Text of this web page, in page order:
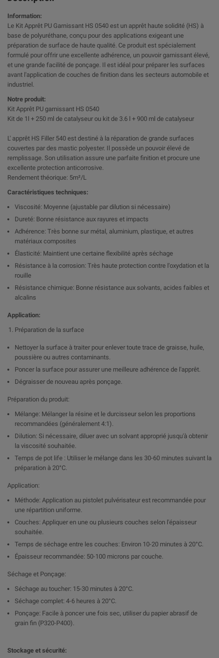
Information:
Le Kit Apprêt PU Garnissant HS 0540 est un apprêt haute solidité (HS) à
base de polyuréthane, conçu pour des applications exigeant une
préparation de surface de haute qualité. Ce produit est spécialement
formulé pour offrir une excellente adhérence, un pouvoir garnissant élevé,
et une grande facilité de ponçage. Il est idéal pour préparer les surfaces
avant l'application de couches de finition dans les secteurs automobile et
industriel.
Notre produit:
Kit Apprêt PU garnissant HS 0540
Kit de 1l + 250 ml de catalyseur ou kit de 3.6 l + 900 ml de catalyseur
L' apprêt HS Filler 540 est destiné à la réparation de grande surfaces
couvertes par des mastic polyester. Il possède un pouvoir élevé de
remplissage. Son utilisation assure une parfaite finition et procure une
excellente protection anticorrosive.
Rendement théorique: 5m²/L
Caractéristiques techniques:
Viscosité: Moyenne (ajustable par dilution si nécessaire)
Dureté: Bonne résistance aux rayures et impacts
Adhérence: Très bonne sur métal, aluminium, plastique, et autres
matériaux composites
Élasticité: Maintient une certaine flexibilité après séchage
Résistance à la corrosion: Très haute protection contre l'oxydation et la
rouille
Résistance chimique: Bonne résistance aux solvants, acides faibles et
alcalins
Application:
Préparation de la surface
Nettoyer la surface à traiter pour enlever toute trace de graisse, huile,
poussière ou autres contaminants.
Poncer la surface pour assurer une meilleure adhérence de l'apprêt.
Dégraisser de nouveau après ponçage.
Préparation du produit:
Mélange: Mélanger la résine et le durcisseur selon les proportions
recommandées (généralement 4:1).
Dilution: Si nécessaire, diluer avec un solvant approprié jusqu'à obtenir
la viscosité souhaitée.
Temps de pot life : Utiliser le mélange dans les 30-60 minutes suivant la
préparation à 20°C.
Application:
Méthode: Application au pistolet pulvérisateur est recommandée pour
une répartition uniforme.
Couches: Appliquer en une ou plusieurs couches selon l'épaisseur
souhaitée.
Temps de séchage entre les couches: Environ 10-20 minutes à 20°C.
Épaisseur recommandée: 50-100 microns par couche.
Séchage et Ponçage:
Séchage au toucher: 15-30 minutes à 20°C.
Séchage complet: 4-6 heures à 20°C.
Ponçage: Facile à poncer une fois sec, utiliser du papier abrasif de
grain fin (P320-P400).
Stockage et sécurité: